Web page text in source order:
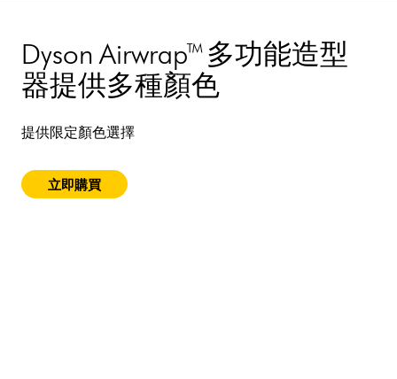
Dyson Airwrap™ 多功能造型
器提供多種顏色
提供限定顏色選擇
立即購買